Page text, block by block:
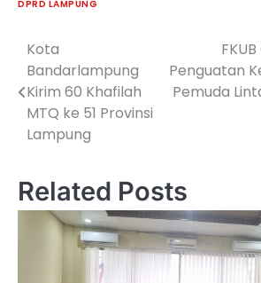
DPRD LAMPUNG
Navigasi
pos
Kota
Bandarlampung
Kirim 60 Khafilah
MTQ ke 51 Provinsi
Lampung
Penguatan
Pemuda
Related Posts